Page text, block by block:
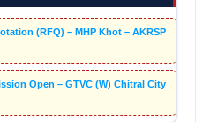
(RFQ) – MHP Khot – AKRSP
Open – GTVC (W) Chitral City